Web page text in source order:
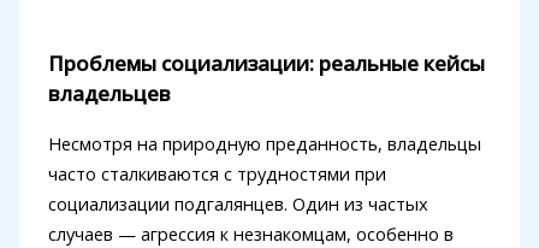
Проблемы социализации: реальные кейсы
владельцев
Несмотря на природную преданность, владельцы
часто сталкиваются с трудностями при
социализации подгалянцев. Один из частых
случаев — агрессия к незнакомцам, особенно в